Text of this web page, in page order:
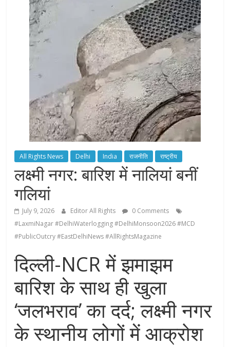
All Rights News Delhi India राजनीति राष्ट्रीय
लक्ष्मी नगर: बारिश में नालियां बनीं
गलियां
July 9, 2026 Editor All Rights
0 Comments
#LaxmiNagar #DelhiWaterlogging #DelhiMonsoon2026 #MCD
#PublicOutcry #EastDelhiNews #AllRightsMagazine
दिल्ली-NCR में झमाझम
बारिश के साथ ही खुला
‘जलभराव’ का दर्द; लक्ष्मी नगर
के स्थानीय लोगों में आक्रोश